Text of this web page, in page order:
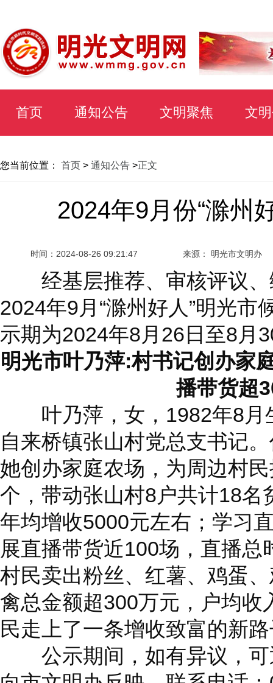
首页 通知公告 文明聚焦 文
您当前位置： 首页 > 通知公告 >正文
2024年9月份“滁州
时间： 2024-08-26 09:21:47 来源： 明光市文明办
经基层推荐、审核评议、
2024年9月“滁州好人”明光市
示期为2024年8月26日至8月
明光市叶乃萍:村书记创办家
播带货超
叶乃萍，女，1982年8月
自来桥镇张山村党总支书记
她创办家庭农场，为周边村
个，带动张山村8户共计18名
年均增收5000元左右；学习
展直播带货近100场，直播
村民卖出粉丝、红薯、鸡蛋
禽总金额超300万元，户均收
民走上了一条增收致富的新
公示期间，如有异议，可